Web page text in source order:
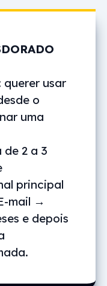
querer usar
o
uma
2 a 3
principal
mail →
e depois